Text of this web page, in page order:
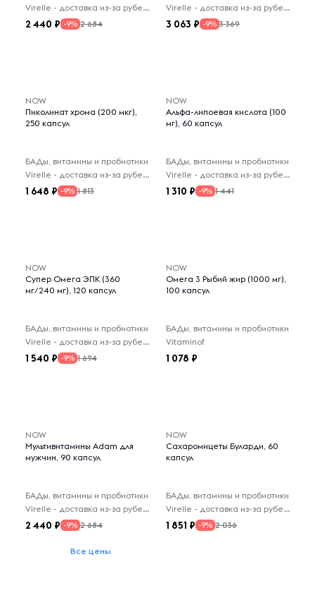
Virelle - доставка из-за рубежа
2 440 -9% 2 684
Virelle - доставка из-за рубежа
3 063 -9% 3 369
NOW
Пиколинат хрома (200 мкг),
250 капсул
БАДы, витамины и пробиотики
Virelle - доставка из-за рубежа
1 648 -9% 1 813
NOW
Альфа-липоевая кислота (100
мг), 60 капсул
БАДы, витамины и пробиотики
Virelle - доставка из-за рубежа
1 310 -9% 1 441
NOW
Супер Омега ЭПК (360
мг/240 мг), 120 капсул
БАДы, витамины и пробиотики
Virelle - доставка из-за рубежа
1 540 -9% 1 694
NOW
Омега 3 Рыбий жир (1000 мг),
100 капсул
БАДы, витамины и пробиотики
Vitaminof
1 078
NOW
Мультивитамины Adam для
мужчин, 90 капсул
БАДы, витамины и пробиотики
Virelle - доставка из-за рубежа
2 440 -9% 2 684
Все цены
NOW
Сахаромицеты Буларди, 60
капсул
БАДы, витамины и пробиотики
Virelle - доставка из-за рубежа
1 851 -9% 2 036